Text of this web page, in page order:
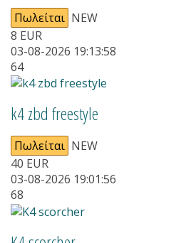
Πωλείται NEW
8 EUR
03-08-2026 19:13:58
64
k4 zbd freestyle
Πωλείται NEW
40 EUR
03-08-2026 19:01:56
68